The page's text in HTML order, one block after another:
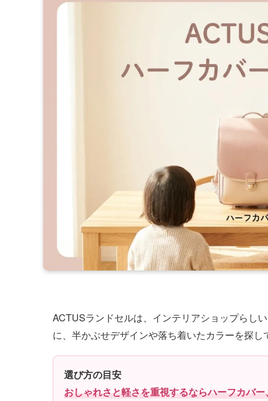
ACTUSランドセルは、インテリアショップらし
に、半かぶせデザインや落ち着いたカラーを探し
選び方の目安
おしゃれさと軽さを重視するならハーフカバ